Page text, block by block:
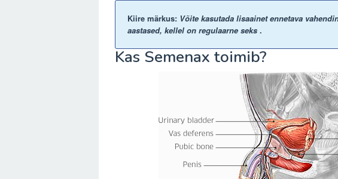
Kiire märkus: Võite kasutada lisaainet ennetava
aastased, kellel on regulaarne seks .
Kas Semenax toimib?